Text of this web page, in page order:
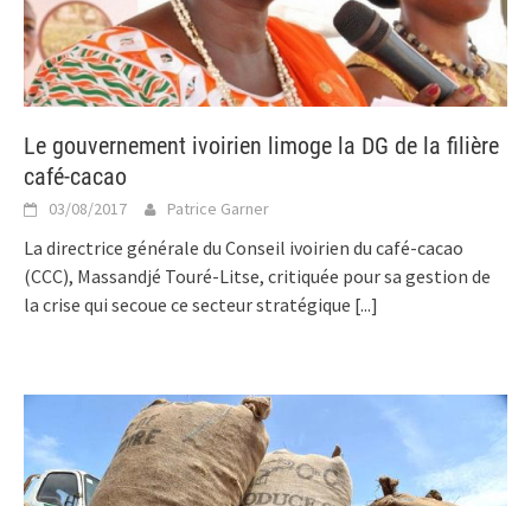
Le gouvernement ivoirien limoge la DG de la filière
café-cacao
03/08/2017 Patrice Garner
La directrice générale du Conseil ivoirien du café-cacao
(CCC), Massandjé Touré-Litse, critiquée pour sa gestion de
la crise qui secoue ce secteur stratégique [...]